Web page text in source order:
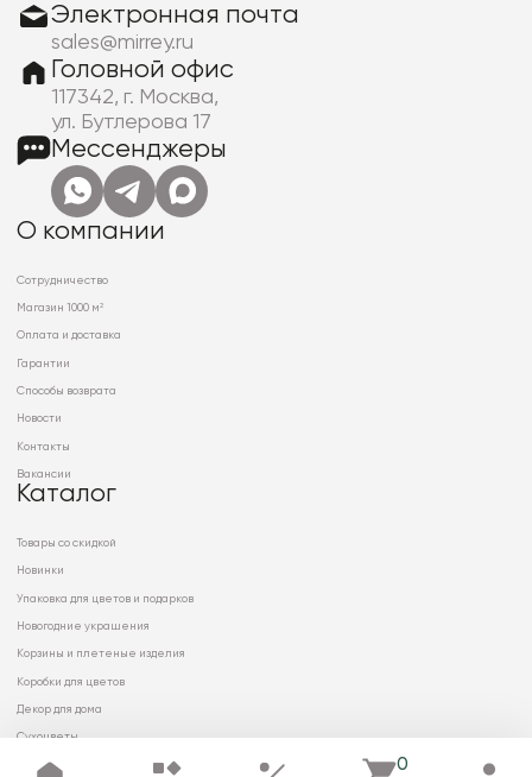
0
Электронная почта
sales@mirrey.ru
Головной офис
117342, г. Москва,
ул. Бутлерова 17
Мессенджеры
О компании
Сотрудничество
Магазин 1000 м²
Оплата и доставка
Гарантии
Способы возврата
Новости
Контакты
Вакансии
Каталог
Товары со скидкой
Новинки
Упаковка для цветов и подарков
Новогодние украшения
Корзины и плетеные изделия
Коробки для цветов
Декор для дома
Сухоцветы